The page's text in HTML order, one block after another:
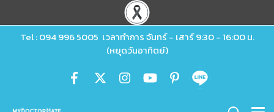
Tel : 094 996 5005 เวลาทำการ จันทร์ - เสาร์ 9:30 - 16:00 น.
(หยุดวันอาทิตย์)